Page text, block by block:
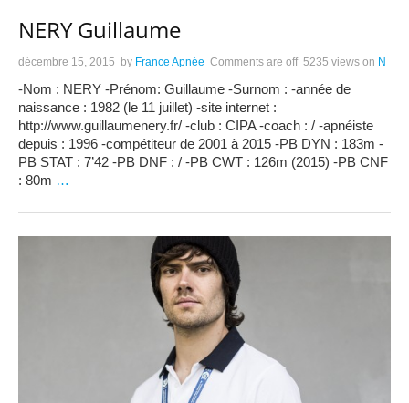
NERY Guillaume
décembre 15, 2015 by France Apnée Comments are off 5235 views on N
-Nom : NERY -Prénom: Guillaume -Surnom : -année de
naissance : 1982 (le 11 juillet) -site internet :
http://www.guillaumenery.fr/ -club : CIPA -coach : / -apnéiste
depuis : 1996 -compétiteur de 2001 à 2015 -PB DYN : 183m -
PB STAT : 7’42 -PB DNF : / -PB CWT : 126m (2015) -PB CNF
: 80m …